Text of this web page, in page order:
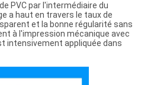
PVC par l'intermédiaire du
a haut en travers le taux de
et la bonne régularité sans
à l'impression mécanique avec
intensivement appliquée dans